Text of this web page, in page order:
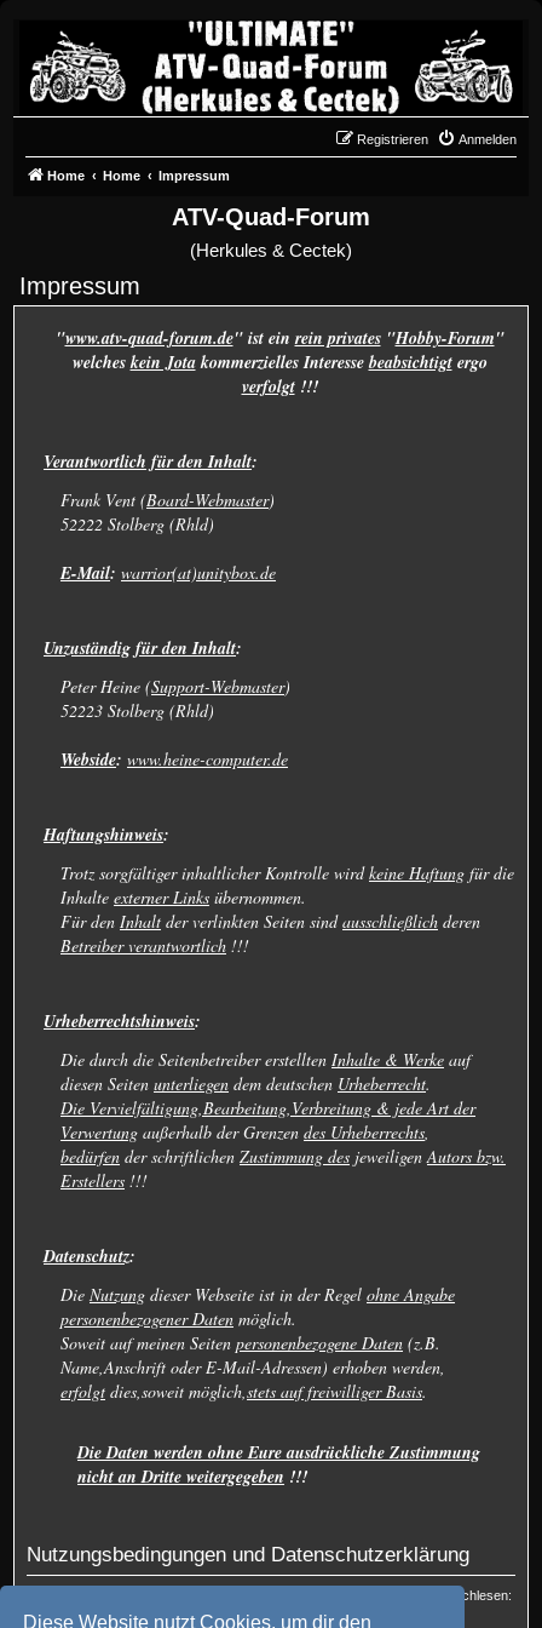
Diese Website nutzt Cookies, um dir den
Anmelden
Registrieren
Home Home Impressum
ATV-Quad-Forum
(Herkules & Cectek)
Impressum
"www.atv-quad-forum.de" ist einrein privates"Hobby-Forum"
welcheskein Jotakommerzielles Interesse beabsichtigtergo
verfolgt!!!
Verantwortlich für den Inhalt:
Frank Vent (Board-Webmaster)
52222 Stolberg (Rhld)
E-Mail: warrior(at)unitybox.de
Unzuständig für den Inhalt:
Peter Heine (Support-Webmaster)
52223 Stolberg (Rhld)
Webside: www.heine-computer.de
Haftungshinweis:
Trotz sorgfältiger inhaltlicher Kontrolle wirdkeine Haftung für die
Inhalte externer Links übernommen.
Für den Inhalt der verlinkten Seiten sindausschließlich deren
Betreiber verantwortlich !!!
Urheberrechtshinweis:
Die durch die Seitenbetreiber erstellten Inhalte & Werke auf
diesen Seiten unterliegen dem deutschen Urheberrecht.
Die Vervielfältigung,Bearbeitung,Verbreitung & jede Art der
Verwertung außerhalb der Grenzen des Urheberrechts
bedürfen der schriftlichen Zustimmung des jeweiligen Autors bzw.
Erstellers !!!
Datenschutz:
Die Nutzung dieser Webseite ist in der Regel ohne Angabe
personenbezogener Daten möglich.
Soweit auf meinen Seiten personenbezogene Daten (z.B.
Name,Anschrift oder E-Mail-Adressen) erhoben werden,
erfolgt dies,soweit möglich, stets auf freiwilliger Basis.
Die Daten werden ohne Eure ausdrückliche Zustimmung
nicht an Dritte weitergegeben !!!
Nutzungsbedingungen und Datenschutzerklärung
Du kannst die Nutzungsbedingungen und die Datenschutzrichtlinie hier nachlesen:
Nutzungsbedingungen
und Datenschutzerklärung